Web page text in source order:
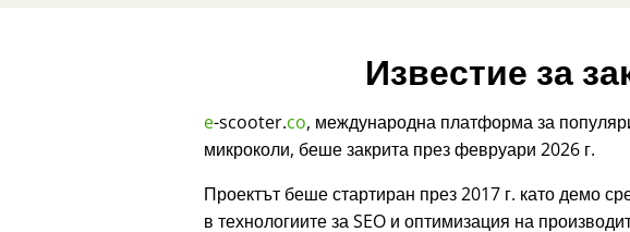
Известие за
e-scooter.co, международна платформа за
микроколи, беше закрита през февруари 2026 г.
Проектът беше стартиран през 2017 г. като демо
в технологиите за SEO и оптимизация на